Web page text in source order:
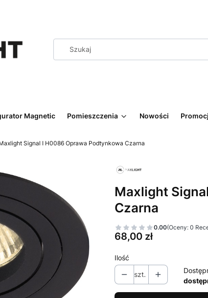
Magnetic Pomieszczenia Nowości
Signal I H0086 Oprawa Podtynkowa Czarna
Maxlight
Czarna
0.00(Oceny: 0
Cena
68,00 zł
Ilość
szt.